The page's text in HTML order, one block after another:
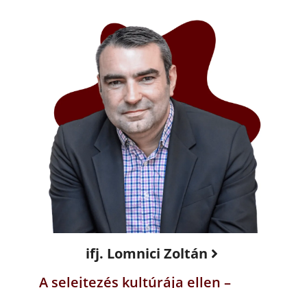
ifj. Lomnici Zoltán
A selejtezés kultúrája ellen –